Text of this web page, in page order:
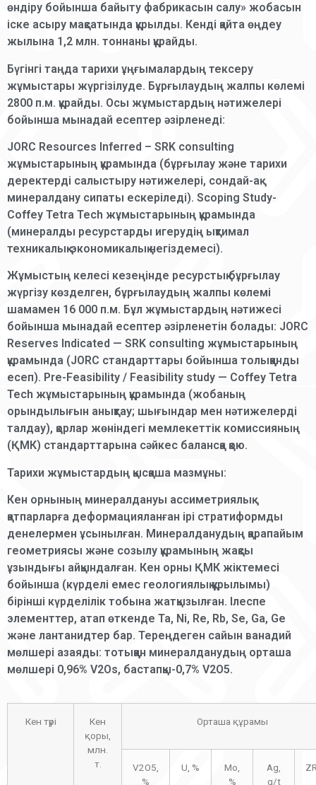
өндіру бойынша байыту фабрикасын салу» жобасын
іске асыру мақсатында құрылды. Кенді қайта өңдеу
жылына 1,2 млн. тоннаны құрайды.
Бүгінгі таңда тарихи ұңғымалардың тексеру
жұмыстары жүргізілуде. Бұрғылаудың жалпы көлемі
2800 п.м. құрайды. Осы жұмыстардың нәтижелері
бойынша мынадай есептер әзірленеді:
JORC Resources Inferred – SRK consulting
жұмыстарының құрамында (бұрғылау және тарихи
деректерді салыстыру нәтижелері, сондай-ақ
минералдану сипаты ескеріледі). Scoping Study-
Coffey Tetra Tech жұмыстарының құрамында
(минералды ресурстарды игерудің ықтимал
техникалық-экономикалық негіздемесі).
Жұмыстың келесі кезеңінде ресурстық бұрғылау
жүргізу көзделген, бұрғылаудың жалпы көлемі
шамамен 16 000 п.м. Бұл жұмыстардың нәтижесі
бойынша мынадай есептер әзірленетін болады: JORC
Reserves Indicated — SRK consulting жұмыстарының
құрамында (JORC стандарттары бойынша толыққанды
есеп). Pre-Feasibility / Feasibility study — Coffey Tetra
Tech жұмыстарының құрамында (жобаның
орындылығын анықтау; шығындар мен нәтижелерді
талдау), қорлар жөніндегі мемлекеттік комиссияның
(ҚМК) стандарттарына сәйкес балансқа қою.
Тарихи жұмыстардың қысқаша мазмұны:
Кен орнының минералдануы ассиметриялық
қатпарларға деформацияланған ірі стратиформды
денелермен ұсынылған. Минералданудың қарапайым
геометриясы және созылу құрамының жақсы
ұзындығы айқындалған. Кен орны ҚМК жіктемесі
бойынша (күрделі емес геологиялық құрылымы)
бірінші күрделілік тобына жатқызылған. Ілеспе
элементтер, атап өткенде Ta, Ni, Re, Rb, Se, Ga, Ge
және лантанидтер бар. Тереңдеген сайын ванадий
мөлшері азаяды: тотыққан минералданудың орташа
мөлшері 0,96% V2Os, бастапқы-0,7% V2O5.
Кен түрі
Кен
қоры,
млн.
т.
Орташа құрамы
V2O5,
%
U, %
Mo,
%
Ag,
g/t